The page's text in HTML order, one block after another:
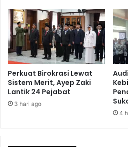
Perkuat Birokrasi Lewat
Sistem Merit, Ayep Zaki
Lantik 24 Pejabat
3 hari ago
4